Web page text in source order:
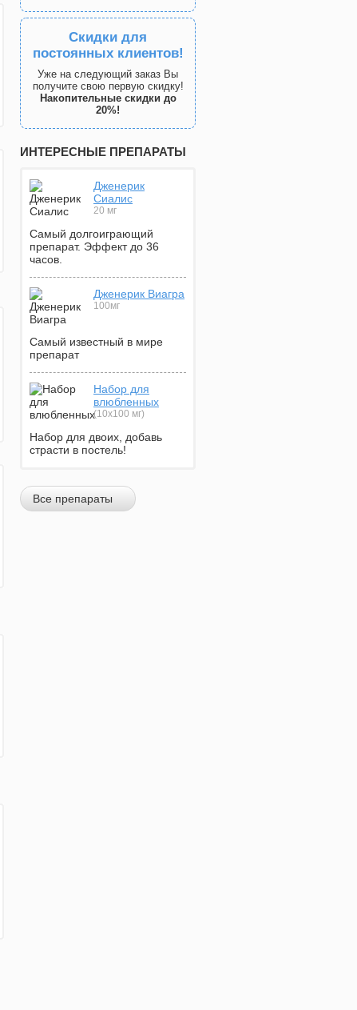
Скидки для
постоянных клиентов!
Уже на следующий заказ Вы
получите свою первую скидку!
Накопительные скидки до
20%!
ИНТЕРЕСНЫЕ ПРЕПАРАТЫ
Дженерик
Сиалис
20 мг
Самый долгоиграющий
препарат. Эффект до 36
часов.
Дженерик Виагра
100мг
Самый известный в мире
препарат
Набор для
влюбленных
(10х100 мг)
Набор для двоих, добавь
страсти в постель!
Все препараты